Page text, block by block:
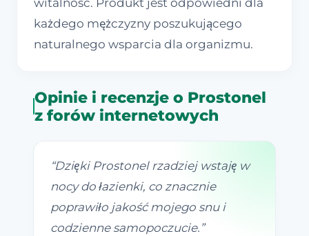
witalność. Produkt jest odpowiedni dla
każdego mężczyzny poszukującego
naturalnego wsparcia dla organizmu.
Opinie i recenzje o Prostonel
z forów internetowych
“Dzięki Prostonel rzadziej wstaję w
nocy do łazienki, co znacznie
poprawiło jakość mojego snu i
codzienne samopoczucie. ”